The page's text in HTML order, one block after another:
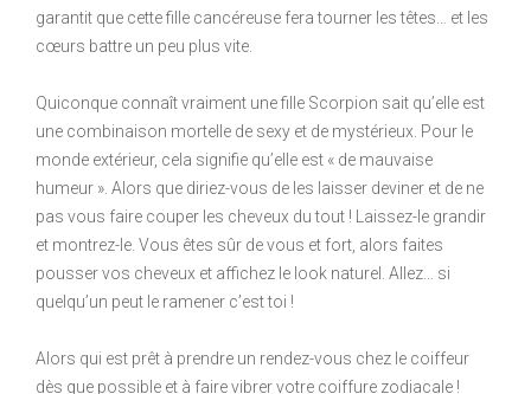
garantit que cette fille cancéreuse fera tourner les têtes… et les
cœurs battre un peu plus vite.
Quiconque connaît vraiment une fille Scorpion sait qu’elle est
une combinaison mortelle de sexy et de mystérieux. Pour le
monde extérieur, cela signifie qu’elle est « de mauvaise
humeur ». Alors que diriez-vous de les laisser deviner et de ne
pas vous faire couper les cheveux du tout ! Laissez-le grandir
et montrez-le. Vous êtes sûr de vous et fort, alors faites
pousser vos cheveux et affichez le look naturel. Allez… si
quelqu’un peut le ramener c’est toi !
Alors qui est prêt à prendre un rendez-vous chez le coiffeur
dès que possible et à faire vibrer votre coiffure zodiacale !